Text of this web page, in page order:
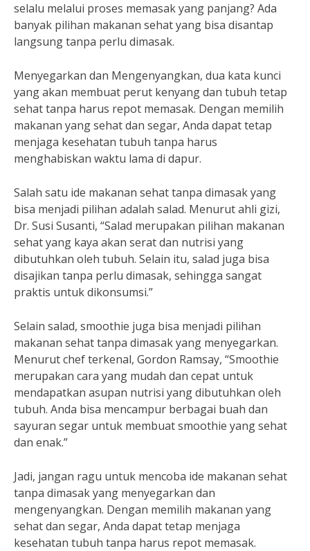
selalu melalui proses memasak yang panjang? Ada
banyak pilihan makanan sehat yang bisa disantap
langsung tanpa perlu dimasak.
Menyegarkan dan Mengenyangkan, dua kata kunci
yang akan membuat perut kenyang dan tubuh tetap
sehat tanpa harus repot memasak. Dengan memilih
makanan yang sehat dan segar, Anda dapat tetap
menjaga kesehatan tubuh tanpa harus
menghabiskan waktu lama di dapur.
Salah satu ide makanan sehat tanpa dimasak yang
bisa menjadi pilihan adalah salad. Menurut ahli gizi,
Dr. Susi Susanti, “Salad merupakan pilihan makanan
sehat yang kaya akan serat dan nutrisi yang
dibutuhkan oleh tubuh. Selain itu, salad juga bisa
disajikan tanpa perlu dimasak, sehingga sangat
praktis untuk dikonsumsi.”
Selain salad, smoothie juga bisa menjadi pilihan
makanan sehat tanpa dimasak yang menyegarkan.
Menurut chef terkenal, Gordon Ramsay, “Smoothie
merupakan cara yang mudah dan cepat untuk
mendapatkan asupan nutrisi yang dibutuhkan oleh
tubuh. Anda bisa mencampur berbagai buah dan
sayuran segar untuk membuat smoothie yang sehat
dan enak.”
Jadi, jangan ragu untuk mencoba ide makanan sehat
tanpa dimasak yang menyegarkan dan
mengenyangkan. Dengan memilih makanan yang
sehat dan segar, Anda dapat tetap menjaga
kesehatan tubuh tanpa harus repot memasak.